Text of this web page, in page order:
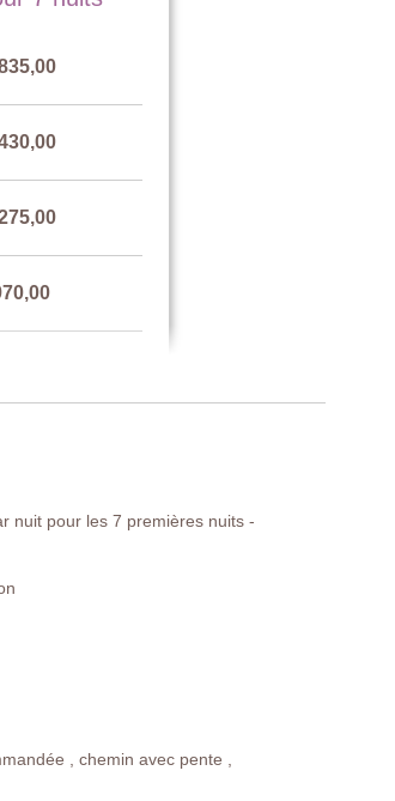
nuit pour les 7 premières nuits -
, chemin avec pente ,